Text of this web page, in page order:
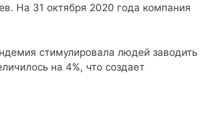
На 31 октября 2020 года компания
стимулировала людей заводить
на 4%, что создает